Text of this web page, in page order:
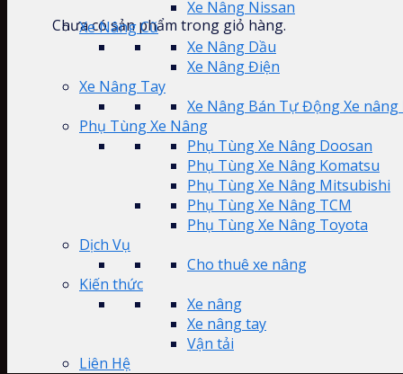
Chưa có sản phẩm trong giỏ hàng.
Xe Nâng Nissan
Xe Nâng Cũ
Xe Nâng Dầu
Xe Nâng Điện
Xe Nâng Tay
Xe Nâng Bán Tự Động Xe
Phụ Tùng Xe Nâng
Phụ Tùng Xe Nâng Doosan
Phụ Tùng Xe Nâng Komatsu
Phụ Tùng Xe Nâng Mitsubishi
Phụ Tùng Xe Nâng TCM
Phụ Tùng Xe Nâng Toyota
Dịch Vụ
Cho thuê xe nâng
Kiến thức
Xe nâng
Xe nâng tay
Vận tải
Liên Hệ